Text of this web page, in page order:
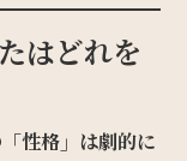
はどれを
性格」は劇的に